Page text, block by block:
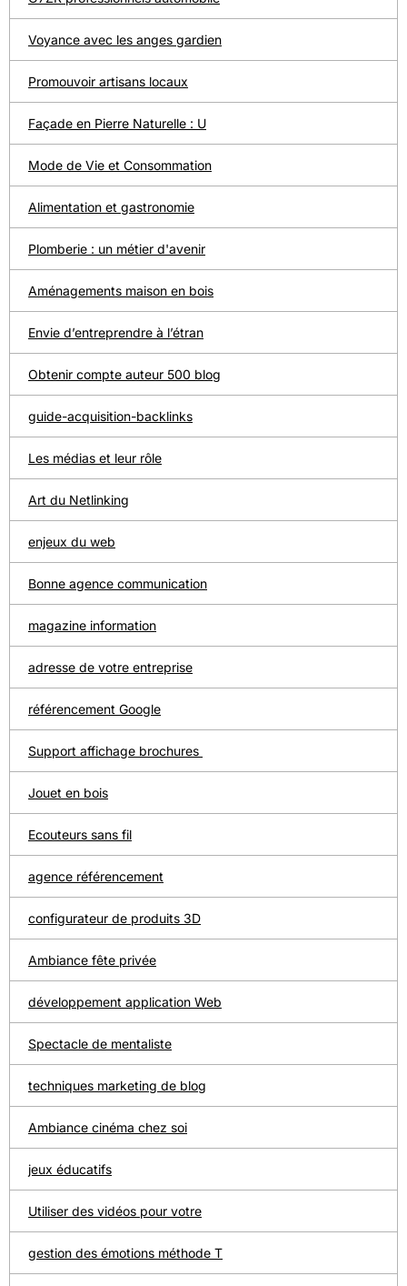
Voyance avec les anges gardien
Promouvoir artisans locaux
Façade en Pierre Naturelle : U
Mode de Vie et Consommation
Alimentation et gastronomie
Plomberie : un métier d'avenir
Aménagements maison en bois
Envie d’entreprendre à l’étran
Obtenir compte auteur 500 blog
guide-acquisition-backlinks
Les médias et leur rôle
Art du Netlinking
enjeux du web
Bonne agence communication
magazine information
adresse de votre entreprise
référencement Google
Support affichage brochures
Jouet en bois
Ecouteurs sans fil
agence référencement
configurateur de produits 3D
Ambiance fête privée
développement application Web
Spectacle de mentaliste
techniques marketing de blog
Ambiance cinéma chez soi
jeux éducatifs
Utiliser des vidéos pour votre
gestion des émotions méthode T